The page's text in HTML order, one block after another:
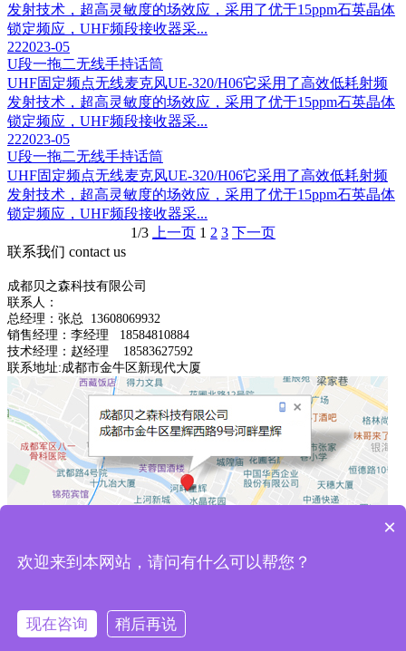
发射技术，超高灵敏度的场效应，采用了优于15ppm石英晶体
锁定频应，UHF频段接收器采...
222023-05
U段一拖二无线手持话筒
UHF固定频点无线麦克风UE-320/H06它采用了高效低耗射频
发射技术，超高灵敏度的场效应，采用了优于15ppm石英晶体
锁定频应，UHF频段接收器采...
222023-05
U段一拖二无线手持话筒
UHF固定频点无线麦克风UE-320/H06它采用了高效低耗射频
发射技术，超高灵敏度的场效应，采用了优于15ppm石英晶体
锁定频应，UHF频段接收器采...
1/3
上一页 1 2 3 下一页
联系我们 contact us
成都贝之森科技有限公司
联系人：
总经理： 张总 13608069932
销售经理：李经理 18584810884
技术经理：赵经理 18583627592
联系地址:成都市金牛区新现代大厦
51010602003223号
×
欢迎来到本网站，请问有什么可以帮您？
现在咨询 稍后再说